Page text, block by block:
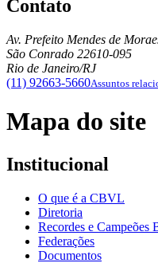
Contato
Av. Prefeito Mendes de
São Conrado 22610-095
Rio de Janeiro/RJ
(11) 92663-5660Assuntos
Mapa do site
Institucional
O que é a CBVL
Diretoria
Recordes e Campeões
Federações
Documentos